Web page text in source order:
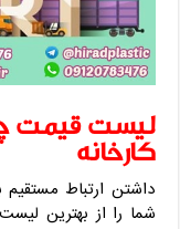
لیست قیمت
کارخانه
داشتن ارتباط مستقیم
شما را از بهترین